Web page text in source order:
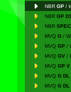
NBR GP /
NBR GP
NBR
MVQ G /
MVQ GP /
MVQ GV /
MVQ GP V
MVQ G DL
MVQ G DL